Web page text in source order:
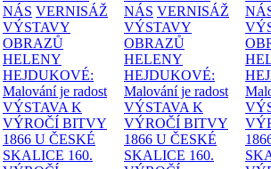
NÁS VERNISÁŽ
VÝSTAVY
OBRAZŮ
HELENY
HEJDUKOVÉ:
Malování je radost
VÝSTAVA K
VÝROČÍ BITVY
1866 U ČESKÉ
SKALICE 160.
NÁS VERNISÁŽ
VÝSTAVY
OBRAZŮ
HELENY
HEJDUKOVÉ:
Malování je radost
VÝSTAVA K
VÝROČÍ BITVY
1866 U ČESKÉ
SKALICE 160.